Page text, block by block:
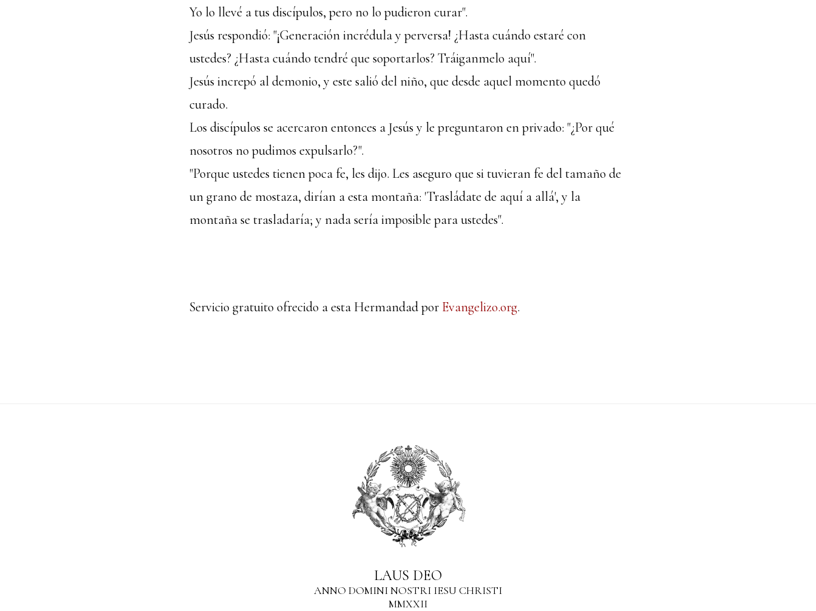
Yo lo llevé a tus discípulos, pero no lo pudieron curar".
Jesús respondió: "¡Generación incrédula y perversa! ¿Hasta cuándo estaré con
ustedes? ¿Hasta cuándo tendré que soportarlos? Tráiganmelo aquí".
Jesús increpó al demonio, y este salió del niño, que desde aquel momento quedó
curado.
Los discípulos se acercaron entonces a Jesús y le preguntaron en privado: "¿Por qué
nosotros no pudimos expulsarlo?".
"Porque ustedes tienen poca fe, les dijo. Les aseguro que si tuvieran fe del tamaño de
un grano de mostaza, dirían a esta montaña: 'Trasládate de aquí a allá', y la
montaña se trasladaría; y nada sería imposible para ustedes".
Servicio gratuito ofrecido a esta Hermandad por Evangelizo.org.
LAUS DEO
ANNO DOMINI NOSTRI IESU CHRISTI
MMXXII